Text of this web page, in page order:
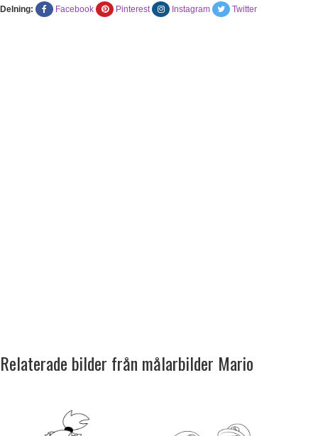
Delning: Facebook Pinterest Instagram Twitter
Relaterade bilder från målarbilder Mario